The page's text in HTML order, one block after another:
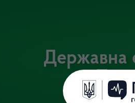
Державна
Офіційний веб-